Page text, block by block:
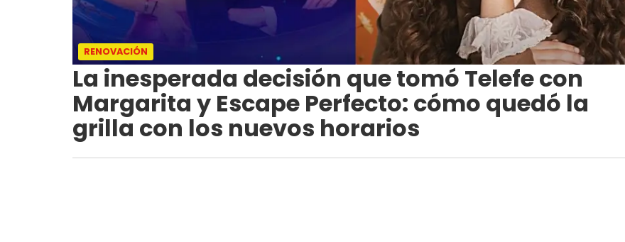
RENOVACIÓN
La inesperada decisión que tomó Telefe con
Margarita y Escape Perfecto: cómo quedó la
grilla con los nuevos horarios